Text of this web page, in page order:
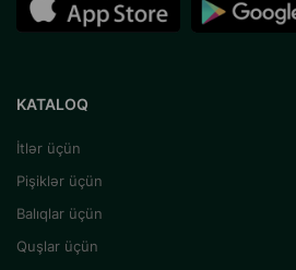
KATALOQ
İtlər üçün
Pişiklər üçün
Balıqlar üçün
Quşlar üçün